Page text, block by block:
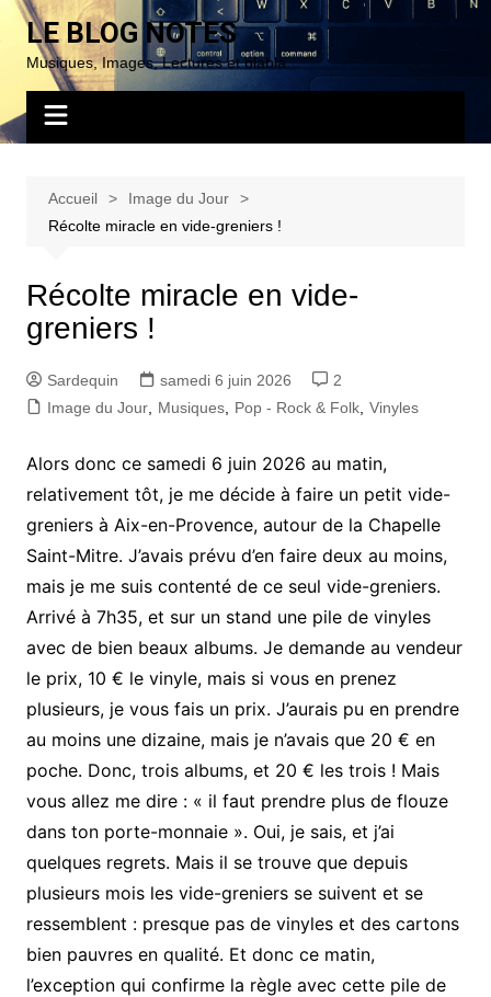
Aller
contenu
LE BLOG NOTES
Musiques, Images, Lectures et blabla…
Accueil
Image du Jour
Récolte miracle en vide-greniers !
Récolte miracle en vide-
greniers !
Sardequin samedi 6 juin 2026
2
Image du Jour, Musiques, Pop - Rock & Folk, Vinyles
Alors donc ce samedi 6 juin 2026 au matin,
relativement tôt, je me décide à faire un petit vide-
greniers à Aix-en-Provence, autour de la Chapelle
Saint-Mitre. J’avais prévu d’en faire deux au moins,
mais je me suis contenté de ce seul vide-greniers.
Arrivé à 7h35, et sur un stand une pile de vinyles
avec de bien beaux albums. Je demande au vendeur
le prix, 10 € le vinyle, mais si vous en prenez
plusieurs, je vous fais un prix. J’aurais pu en prendre
au moins une dizaine, mais je n’avais que 20 € en
poche. Donc, trois albums, et 20 € les trois ! Mais
vous allez me dire : « il faut prendre plus de flouze
dans ton porte-monnaie ». Oui, je sais, et j’ai
quelques regrets. Mais il se trouve que depuis
plusieurs mois les vide-greniers se suivent et se
ressemblent : presque pas de vinyles et des cartons
bien pauvres en qualité. Et donc ce matin,
l’exception qui confirme la règle avec cette pile de